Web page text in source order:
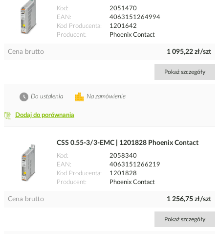
Kod
2051470
EAN
4063151264994
Kod Producenta
1201642
Producent
Phoenix Contact
Cena brutto 1 095,22 zł/szt
Pokaż szczegóły
Dodaj do porównania
Na zamówienie
Do ustalenia
CSS 0.55-3/3-EMC | 1201828 Phoenix Contact
Kod
2058340
EAN
4063151266219
Kod Producenta
1201828
Producent
Phoenix Contact
Cena brutto 1 256,75 zł/szt
Pokaż szczegóły